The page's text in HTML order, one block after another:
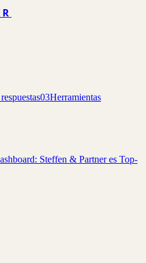
03Herramientas
Steffen & Partner es Top-